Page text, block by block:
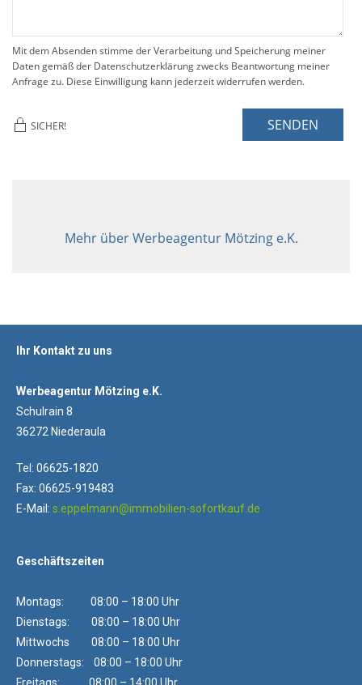
Mit dem Absenden stimme der Verarbeitung und Speicherung meiner
Daten gemäß der Datenschutzerklärung zwecks Beantwortung meiner
Anfrage zu. Diese Einwilligung kann jederzeit widerrufen werden.
SICHER! SENDEN
Mehr über Werbeagentur Mötzing e.K.
Ihr Kontakt zu uns
Werbeagentur Mötzing e.K.
Schulrain 8
36272 Niederaula
Tel: 06625-1820
Fax: 06625-919483
E-Mail: s.eppelmann@immobilien-sofortkauf.de
Geschäftszeiten
Montags: 08:00 – 18:00 Uhr
Dienstags: 08:00 – 18:00 Uhr
Mittwochs 08:00 – 18:00 Uhr
Donnerstags: 08:00 – 18:00 Uhr